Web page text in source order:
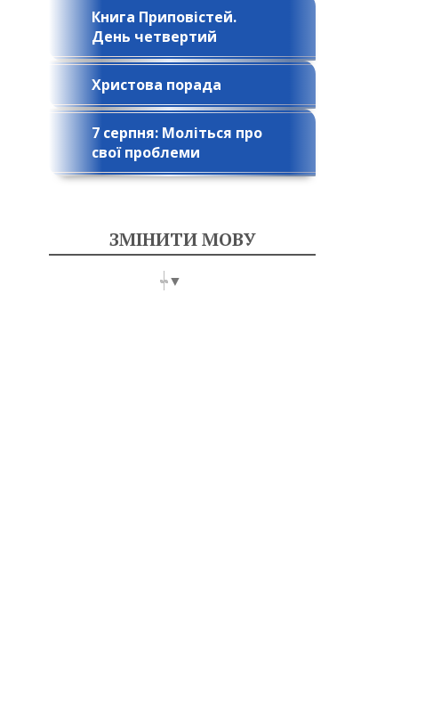
Книга Приповістей.
День четвертий
Христова порада
7 серпня: Моліться про
свої проблеми
ЗМІНИТИ МОВУ
▼